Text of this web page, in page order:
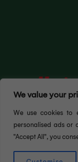
We value your
We use cookies to
personalised ads or
"Accept All", you
possible, ce site Web
continuant à naviguer
notre utilisation des
politique de